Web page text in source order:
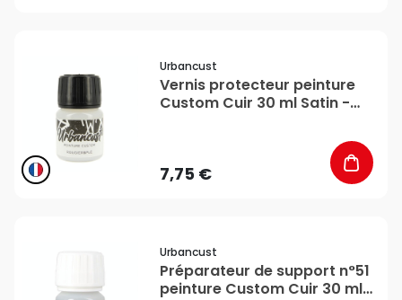
Urbancust
Vernis protecteur peinture
Custom Cuir 30 ml Satin -
7,75 €
Urbancust
Préparateur de support n°51
peinture Custom Cuir 30 ml